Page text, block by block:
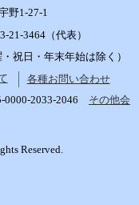
野1-27-1
3464（代表）
祝日・年末年始は除く）
各種お問い合わせ
0000-2033-2046 その他会
Reserved.